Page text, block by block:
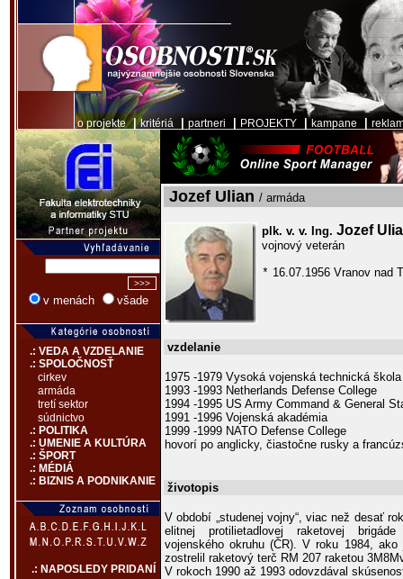
o projekte|kritériá partneri PROJEKTY kampane
v menách všade
.: VEDA A VZDELANIE
.: SPOLOČNOSŤ
cirkev
armáda
tretí sektor
súdnictvo
.: POLITIKA
.: UMENIE A KULTÚRA
.: ŠPORT
.: MÉDIÁ
.: BIZNIS A PODNIKANIE
.: NAPOSLEDY PRIDANÍ
Jozef Ulian / armáda
plk. v. v. Ing. Jozef
vojnový veterán
* 16.07.1956 Vranov nad
vzdelanie
1975 -1979 Vysoká vojenská technická škola
1993 -1993 Netherlands Defense College
1994 -1995 US Army Command & General
1991 -1996 Vojenská akadémia
1999 -1999 NATO Defense College
hovorí po anglicky, čiastočne rusky a
životopis
V období „studenej vojny“, viac než desať
elitnej protilietadlovej raketovej
vojenského okruhu (ČR). V roku 1984, ako
zostrelil raketový terč RM 207 raketou
V rokoch 1990 až 1993 odovzdával